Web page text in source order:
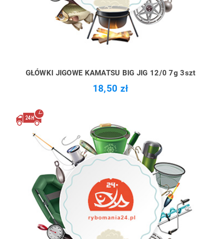
GŁÓWKI JIGOWE KAMATSU BIG JIG 12/0 7g 3szt
18,50 zł